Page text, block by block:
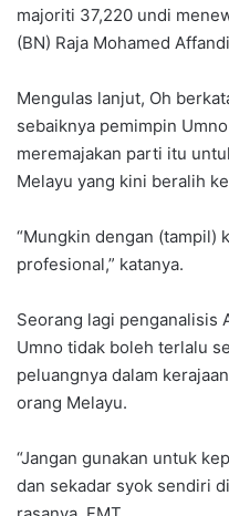
majoriti 37,220 undi
(BN) Raja Mohamed
Mengulas lanjut, Oh
sebaiknya pemimpin
meremajakan parti itu
Melayu yang kini beralih
“Mungkin dengan (tampil)
profesional,” katanya.
Seorang lagi penganalisis
Umno tidak boleh terlalu
peluangnya dalam
orang Melayu.
“Jangan gunakan untuk
dan sekadar syok sendiri